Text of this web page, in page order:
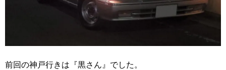
前回の神戸行きは『黒さん』でした。